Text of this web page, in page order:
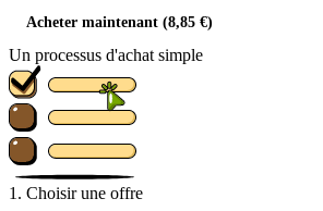
Acheter maintenant (8,85 €)
Un processus d'achat simple
1. Choisir une offre